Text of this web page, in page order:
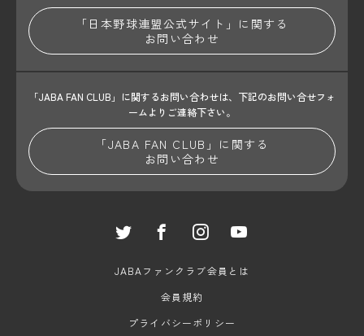
「日本野球連盟公式サイト」に関する
お問い合わせ
「JABA FAN CLUB」に関するお問い合わせは、 下記のお問い合せフォ
ームよりご連絡下さい。
「JABA FAN CLUB」に関する
お問い合わせ
JABAファンクラブ会員とは
会員規約
プライバシーポリシー